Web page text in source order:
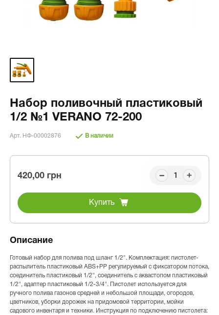
Набор поливочный пластиковый
1/2 №1 VERANO 72-200
Арт. НФ-00002876 В наличии
420,00 грн
Купить
Описание
Готовый набор для полива под шланг 1/2". Комплектация: пистолет-
распылитель пластиковый ABS+PP регулируемый с фиксатором потока,
соединитель пластиковый 1/2", соединитель с аквастопом пластиковый
1/2", адаптер пластиковый 1/2-3/4". Пистолет используется для
ручного полива газонов средней и небольшой площади, огородов,
цветников, уборки дорожек на придомовой территории, мойки
садового инвентаря и техники. Инструкция по подключению пистолета: